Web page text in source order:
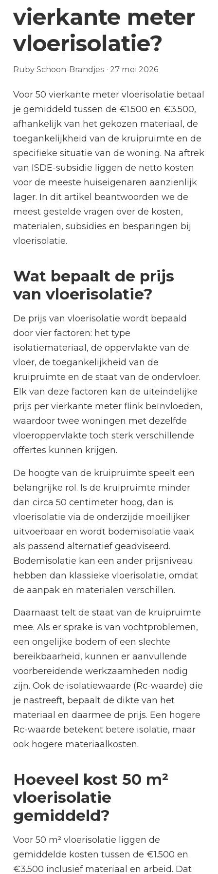
vierkante meter
vloerisolatie?
Ruby Schoon-Brandjes · 27 mei 2026
Voor 50 vierkante meter vloerisolatie betaal
je gemiddeld tussen de €1.500 en €3.500,
afhankelijk van het gekozen materiaal, de
toegankelijkheid van de kruipruimte en de
specifieke situatie van de woning. Na aftrek
van ISDE-subsidie liggen de netto kosten
voor de meeste huiseigenaren aanzienlijk
lager. In dit artikel beantwoorden we de
meest gestelde vragen over de kosten,
materialen, subsidies en besparingen bij
vloerisolatie.
Wat bepaalt de prijs
van vloerisolatie?
De prijs van vloerisolatie wordt bepaald
door vier factoren: het type
isolatiemateriaal, de oppervlakte van de
vloer, de toegankelijkheid van de
kruipruimte en de staat van de ondervloer.
Elk van deze factoren kan de uiteindelijke
prijs per vierkante meter flink beïnvloeden,
waardoor twee woningen met dezelfde
vloeroppervlakte toch sterk verschillende
offertes kunnen krijgen.
De hoogte van de kruipruimte speelt een
belangrijke rol. Is de kruipruimte minder
dan circa 50 centimeter hoog, dan is
vloerisolatie via de onderzijde moeilijker
uitvoerbaar en wordt bodemisolatie vaak
als passend alternatief geadviseerd.
Bodemisolatie kan een ander prijsniveau
hebben dan klassieke vloerisolatie, omdat
de aanpak en materialen verschillen.
Daarnaast telt de staat van de kruipruimte
mee. Als er sprake is van vochtproblemen,
een ongelijke bodem of een slechte
bereikbaarheid, kunnen er aanvullende
voorbereidende werkzaamheden nodig
zijn. Ook de isolatiewaarde (Rc-waarde) die
je nastreeft, bepaalt de dikte van het
materiaal en daarmee de prijs. Een hogere
Rc-waarde betekent betere isolatie, maar
ook hogere materiaalkosten.
Hoeveel kost 50 m²
vloerisolatie
gemiddeld?
Voor 50 m² vloerisolatie liggen de
gemiddelde kosten tussen de €1.500 en
€3.500 inclusief materiaal en arbeid. Dat